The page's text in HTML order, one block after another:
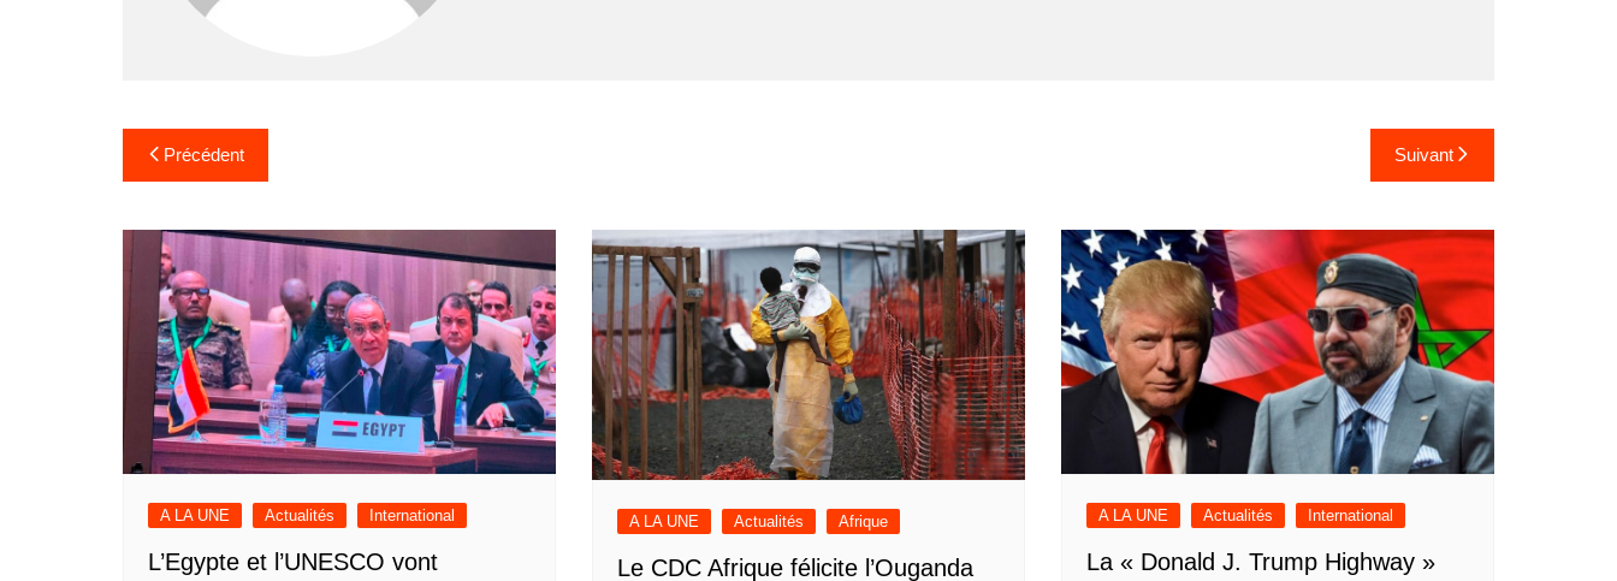
Navigation
de
l’article
Précédent Suivant
A LA UNE Actualités International
L’Egypte et l’UNESCO vont
A LA UNE Actualités Afrique
Le CDC Afrique félicite l’Ouganda
A LA UNE Actualités International
La « Donald J. Trump Highway »